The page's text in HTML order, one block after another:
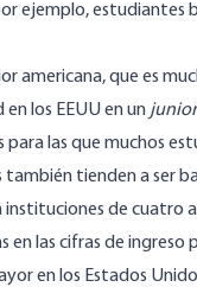
ejemplo, estudiantes
americana, que es
los EEUU en un
para las que muchos
también tienden a ser
instituciones de cuatro
las cifras de ingreso
en los Estados